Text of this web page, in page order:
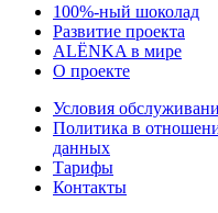
100%-ный шоколад
Развитие проекта
ALЁNKA в мире
О проекте
Условия
Политика в
данных
Тарифы
Контакты